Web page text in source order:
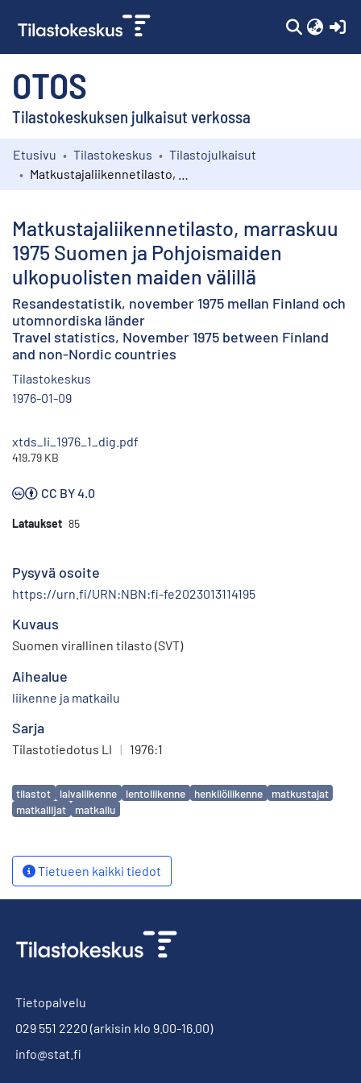
OTOS
Tilastokeskuksen julkaisut verkossa
Kokoelmat
Etusivu Tilastokeskus
Tilastojulkaisut
Matkustajaliikennetilasto, marraskuu
1975 Suomen ja Pohjoismaiden
ulkopuolisten maiden välillä
Resandestatistik, november 1975 mellan Finland och
utomnordiska länder
Travel statistics, November 1975 between Finland
and non-Nordic countries
Tilastokeskus
1976-01-09
xtds_li_1976_1_dig.pdf
419.79 KB
CC BY 4.0
Lataukset 85
Pysyvä osoite
https://urn.fi/URN:NBN:fi-fe2023013114195
Kuvaus
Suomen virallinen tilasto (SVT)
Aihealue
liikenne ja matkailu
Sarja
Tilastotiedotus LI | 1976:1
Avainsanat
tilastot laivaliikenne lentoliikenne henkilöliikenne
matkustajat
matkailijat
matkailu
Tietueen kaikki tiedot
Tietopalvelu
029 551 2220 (arkisin klo 9.00-16.00)
info@stat.fi